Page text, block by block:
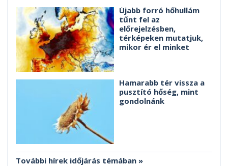
Újabb forró hőhullám
tűnt fel az
előrejelzésben,
térképeken mutatjuk,
mikor ér el minket
Hamarabb tér vissza a
pusztító hőség, mint
gondolnánk
További hírek időjárás témában